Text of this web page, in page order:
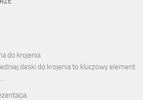
do krojenia
deski do krojenia to kluczowy element